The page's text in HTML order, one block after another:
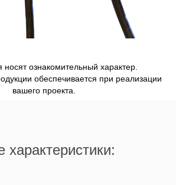
ознакомительный характер.
обеспечивается при реализации
вашего проекта.
характеристики: